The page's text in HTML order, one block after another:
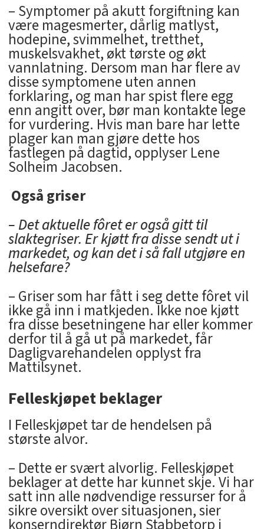
– Symptomer på akutt forgiftning kan
være magesmerter, dårlig matlyst,
hodepine, svimmelhet, tretthet,
muskelsvakhet, økt tørste og økt
vannlatning. Dersom man har flere av
disse symptomene uten annen
forklaring, og man har spist flere egg
enn angitt over, bør man kontakte lege
for vurdering. Hvis man bare har lette
plager kan man gjøre dette hos
fastlegen på dagtid, opplyser Lene
Solheim Jacobsen.
Også griser
– Det aktuelle fôret er også gitt til
slaktegriser. Er kjøtt fra disse sendt ut i
markedet, og kan det i så fall utgjøre en
helsefare?
– Griser som har fått i seg dette fôret vil
ikke gå inn i matkjeden. Ikke noe kjøtt
fra disse besetningene har eller kommer
derfor til å gå ut på markedet, får
Dagligvarehandelen opplyst fra
Mattilsynet.
Felleskjøpet beklager
I Felleskjøpet tar de hendelsen på
største alvor.
– Dette er svært alvorlig. Felleskjøpet
beklager at dette har kunnet skje. Vi har
satt inn alle nødvendige ressurser for å
sikre oversikt over situasjonen, sier
konserndirektør Bjørn Stabbetorp i